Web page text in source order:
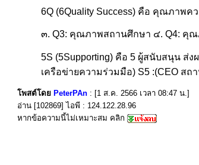
6Q (6Quality Success) คือ คุณภาพค
๓. Q3: คุณภาพสถานศึกษา ๔. Q4: คุ
5S (5Supporting) คือ 5 ผู้สนับสนุน ส่ง
เครือข่ายความร่วมมือ) S5 :(CEO สถ
โพสต์โดย PeterPAn : [1 ส.ค. 2566 เวลา 08:47 น.]
อ่าน [102869] ไอพี : 124.122.28.96
หากข้อความนี้ไม่เหมาะสม คลิก